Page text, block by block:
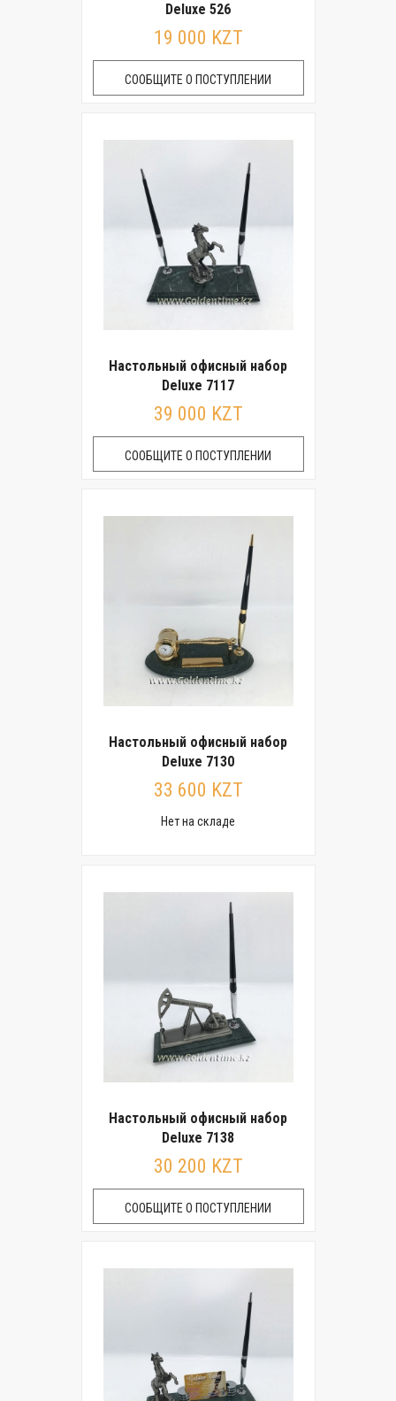
Deluxe 526
19 000 KZT
СООБЩИТЕ О ПОСТУПЛЕНИИ
Настольный офисный набор
Deluxe 7117
39 000 KZT
СООБЩИТЕ О ПОСТУПЛЕНИИ
Настольный офисный набор
Deluxe 7130
33 600 KZT
Нет на складе
Настольный офисный набор
Deluxe 7138
30 200 KZT
СООБЩИТЕ О ПОСТУПЛЕНИИ